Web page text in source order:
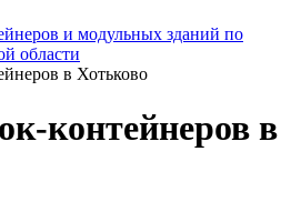
и модульных зданий по
области
в Хотьково
контейнеров в